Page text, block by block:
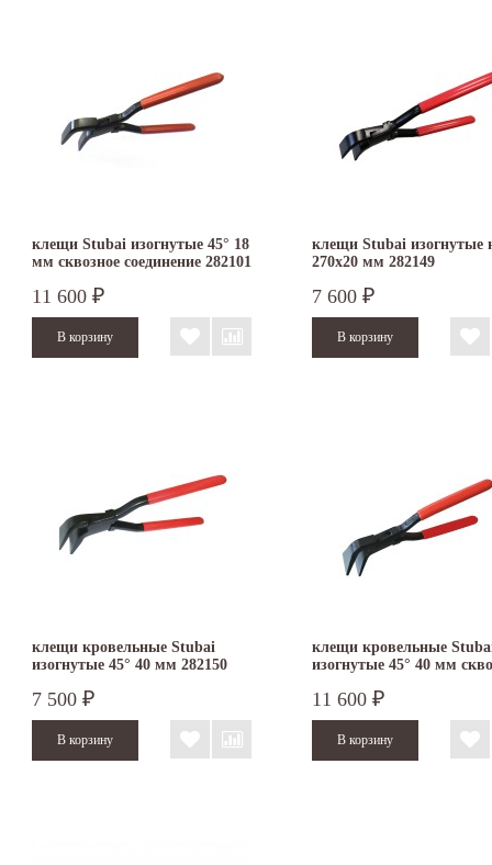
клещи Stubai изогнутые 45° 18
мм сквозное соединение 282101
11 600 ₽
клещи Stubai изогнутые
270х20 мм 282149
7 600 ₽
клещи кровельные Stubai
изогнутые 45° 40 мм 282150
7 500 ₽
клещи кровельные
изогнутые 45° 40 мм
11 600 ₽